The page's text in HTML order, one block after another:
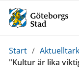
Du
är
Start /
"Kultur är lika